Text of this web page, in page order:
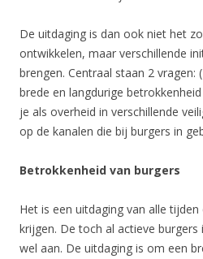
De uitdaging is dan ook niet het
ontwikkelen, maar verschillende
brengen. Centraal staan 2
brede en langdurige
je als overheid in verschillende
op de kanalen die bij burgers in
Betrokkenheid van burgers
Het is een uitdaging van alle
krijgen. De toch al actieve
wel aan. De uitdaging is om een